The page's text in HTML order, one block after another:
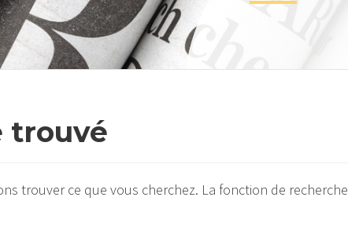
trouvé
trouver ce que vous cherchez. La fonction de recherche